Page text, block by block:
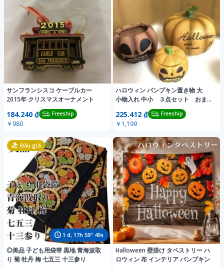
サンフランシスコ ケーブルカー
2015年 クリスマスオーナメント
184.240 ₫ Freeship
￥980
ハロウィン パンプキン置き物 大
小物入れ 中小 ３点セット おまけ
225.412 ₫ Freeship
￥1,199
1 d, 17h 59" 46s
Đấu giá
◎美品 子ども用袋帯 黒地 青海波取
り 菊 牡丹 梅 七五三 十三参り
Halloween 壁掛け タペストリー ハ
ロウィン 布 インテリア パンプキン